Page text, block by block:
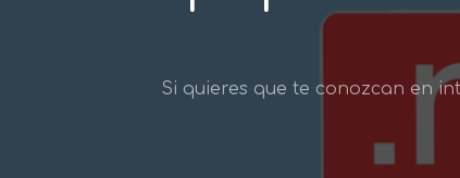
Si quieres que te conozcan en